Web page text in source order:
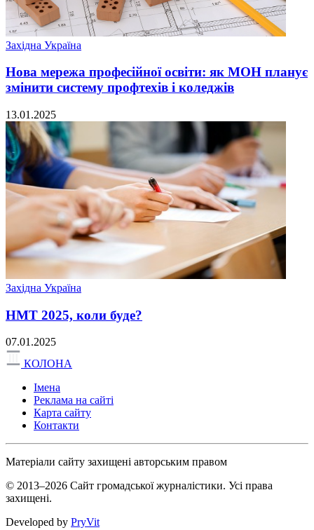
Західна Україна
Нова мережа професійної освіти: як МОН планує
змінити систему профтехів і коледжів
13.01.2025
Західна Україна
НМТ 2025, коли буде?
07.01.2025
КОЛОНА
Імена
Реклама на сайті
Карта сайту
Контакти
Матеріали сайту захищені авторським правом
© 2013–2026 Сайт громадської журналістики. Усі права
захищені.
Developed by PryVit